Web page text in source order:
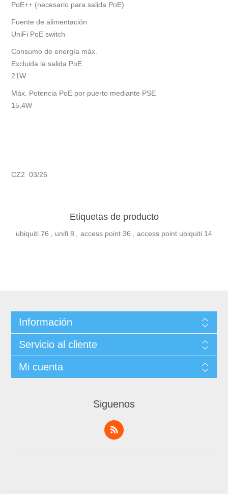
PoE++ (necesario para salida PoE)
Fuente de alimentación
UniFi PoE switch
Consumo de energía máx.
Excluida la salida PoE
21W
Máx. Potencia PoE por puerto mediante PSE
15,4W
CZ2 03/26
Etiquetas de producto
ubiquiti 76 , unifi 8 , access point 36 , access point ubiquiti 14
Información
Servicio al cliente
Mi cuenta
Siguenos